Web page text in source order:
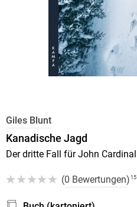
Giles Blunt
Kanadische Jagd
Der dritte Fall für John Cardinal
(0 Bewertungen) 15